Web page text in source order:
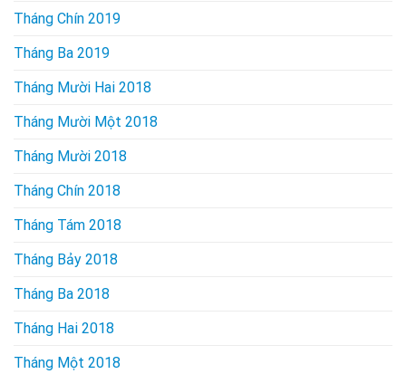
Tháng Chín 2019
Tháng Ba 2019
Tháng Mười Hai 2018
Tháng Mười Một 2018
Tháng Mười 2018
Tháng Chín 2018
Tháng Tám 2018
Tháng Bảy 2018
Tháng Ba 2018
Tháng Hai 2018
Tháng Một 2018